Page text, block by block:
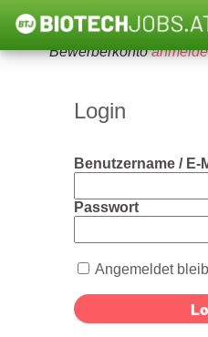
Um diese Funktion
Bewerberkonto
Login
Benutzername / E-
Passwort
Angemeldet